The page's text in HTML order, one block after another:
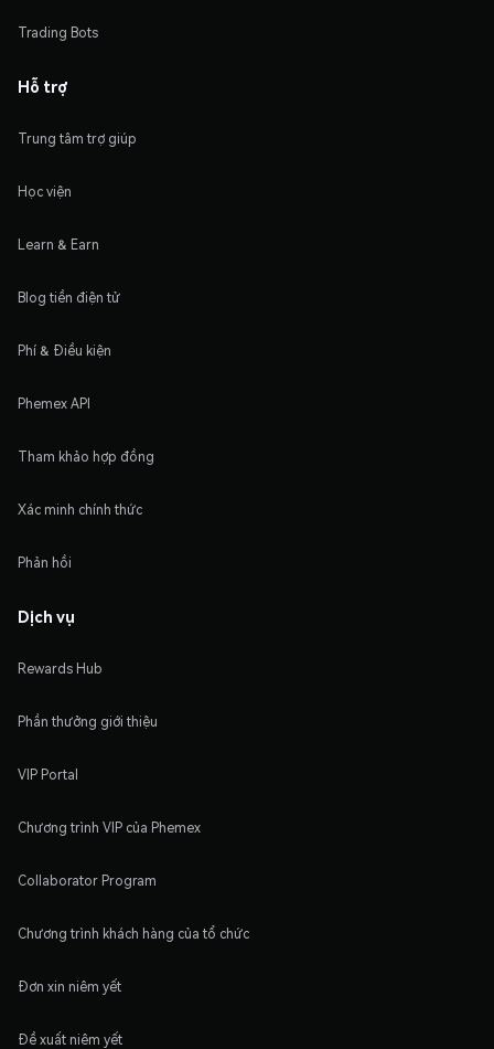
Trading Bots
Hỗ trợ
Trung tâm trợ giúp
Học viện
Learn & Earn
Blog tiền điện tử
Phí & Điều kiện
Phemex API
Tham khảo hợp đồng
Xác minh chính thức
Phản hồi
Dịch vụ
Rewards Hub
Phần thưởng giới thiệu
VIP Portal
Chương trình VIP của Phemex
Collaborator Program
Chương trình khách hàng của tổ chức
Đơn xin niêm yết
Đề xuất niêm yết